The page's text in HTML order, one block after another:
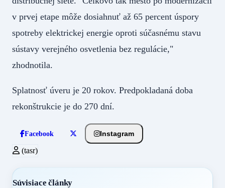
v prvej etape môže dosiahnuť až 65 percent úspory
spotreby elektrickej energie oproti súčasnému stavu
sústavy verejného osvetlenia bez regulácie,"
zhodnotila.
Splatnosť úveru je 20 rokov. Predpokladaná doba
rekonštrukcie je do 270 dní.
Facebook Instagram
(tasr)
Súvisiace články